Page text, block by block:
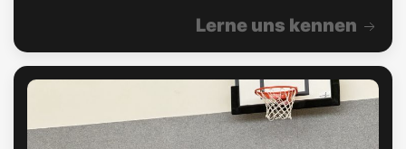
Lerne uns kennen